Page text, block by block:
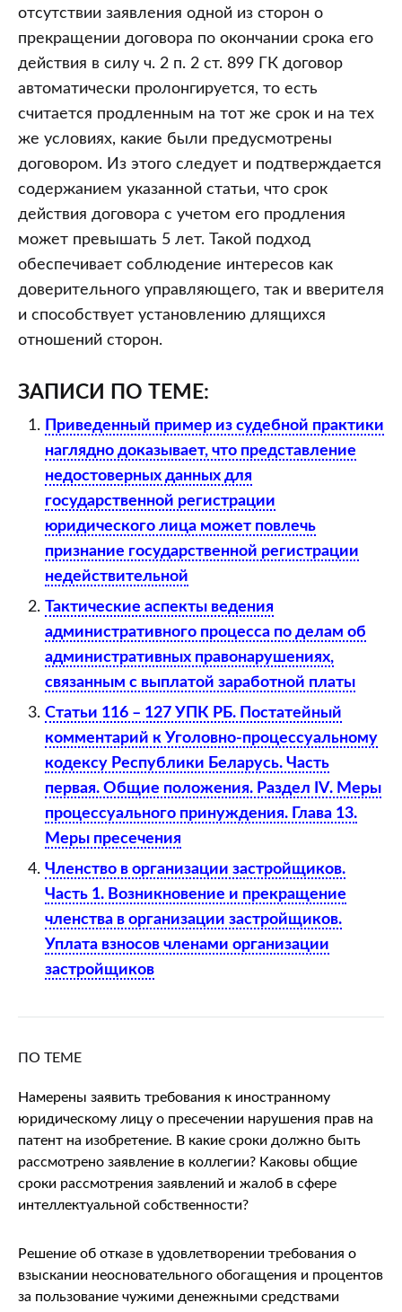
управления
заключается
на
срок,
не
превышающий
5
лет.
Вместе
с
тем,
если
ни
одна
сторон
не
заявит
прекращении
договора
окончании
срока
его
действия,
такой
договор
продлевается
тот
же
срок
2
899
кодекса
Беларусь).
Означает
ли
это,
что
суммарно
действия
данного
договора
отсутствии заявления одной из сторон о
прекращении договора по окончании срока его
действия в силу ч. 2 п. 2 ст. 899 ГК договор
автоматически пролонгируется, то есть
считается продленным на тот же срок и на тех
же условиях, какие были предусмотрены
договором. Из этого следует и подтверждается
содержанием указанной статьи, что срок
действия договора с учетом его продления
может превышать 5 лет. Такой подход
обеспечивает соблюдение интересов как
доверительного управляющего, так и вверителя
и способствует установлению длящихся
отношений сторон.
ЗАПИСИ ПО ТЕМЕ:
Приведенный пример из судебной практики
наглядно доказывает, что представление
недостоверных данных для
государственной регистрации
юридического лица может повлечь
признание государственной регистрации
недействительной
Тактические аспекты ведения
административного процесса по делам об
административных правонарушениях,
связанным с выплатой заработной платы
Статьи 116 – 127 УПК РБ. Постатейный
комментарий к Уголовно-процессуальному
кодексу Республики Беларусь. Часть
первая. Общие положения. Раздел IV. Меры
процессуального принуждения. Глава 13.
Меры пресечения
Членство в организации застройщиков.
Часть 1. Возникновение и прекращение
членства в организации застройщиков.
Уплата взносов членами организации
застройщиков
ПО ТЕМЕ
Намерены заявить требования к иностранному
юридическому лицу о пресечении нарушения прав на
патент на изобретение. В какие сроки должно быть
рассмотрено заявление в коллегии? Каковы общие
сроки рассмотрения заявлений и жалоб в сфере
интеллектуальной собственности?
Решение об отказе в удовлетворении требования о
взыскании неосновательного обогащения и процентов
за пользование чужими денежными средствами